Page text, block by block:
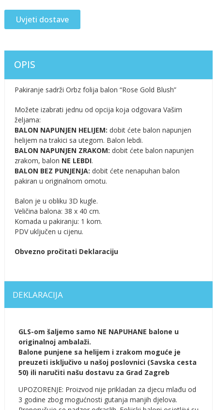
Uvjeti dostave
OPIS
Pakiranje sadrži Orbz folija balon “Rose Gold Blush”
Možete izabrati jednu od opcija koja odgovara Vašim
željama:
BALON NAPUNJEN HELIJEM: dobit ćete balon napunjen
helijem na trakici sa utegom. Balon lebdi.
BALON NAPUNJEN ZRAKOM: dobit ćete balon napunjen
zrakom, balon NE LEBDI.
BALON BEZ PUNJENJA: dobit ćete nenapuhan balon
pakiran u originalnom omotu.
Balon je u obliku 3D kugle.
Veličina balona: 38 x 40 cm.
Komada u pakiranju: 1 kom.
PDV uključen u cijenu.
Obvezno pročitati Deklaraciju
DEKLARACIJA
GLS-om šaljemo samo NE NAPUHANE balone u
originalnoj ambalaži.
Balone punjene sa helijem i zrakom moguće je
preuzeti isključivo u našoj poslovnici (Savska cesta
50) ili naručiti našu dostavu za Grad Zagreb
UPOZORENJE: Proizvod nije prikladan za djecu mlađu od
3 godine zbog mogućnosti gutanja manjih djelova.